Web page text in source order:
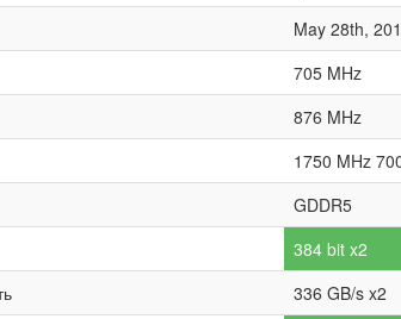
May 28th,
705 MHz
876 MHz
1750 MHz
GDDR5
384 bit x2
336 GB/s x2